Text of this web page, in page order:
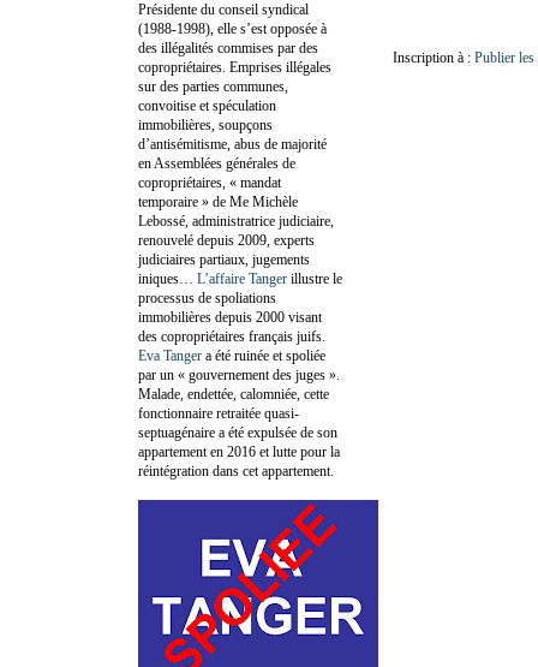
Inscription à : Publier
Présidente du conseil syndical
(1988-1998), elle s’est opposée à
des illégalités commises par des
copropriétaires. Emprises illégales
sur des parties communes,
convoitise et spéculation
immobilières, soupçons
d’antisémitisme, abus de majorité
en Assemblées générales de
copropriétaires, « mandat
temporaire » de Me Michèle
Lebossé, administratrice judiciaire,
renouvelé depuis 2009, experts
judiciaires partiaux, jugements
iniques… L’affaire Tanger illustre le
processus de spoliations
immobilières depuis 2000 visant
des copropriétaires français juifs.
Eva Tanger a été ruinée et spoliée
par un « gouvernement des juges ».
Malade, endettée, calomniée, cette
fonctionnaire retraitée quasi-
septuagénaire a été expulsée de son
appartement en 2016 et lutte pour la
réintégration dans cet appartement.